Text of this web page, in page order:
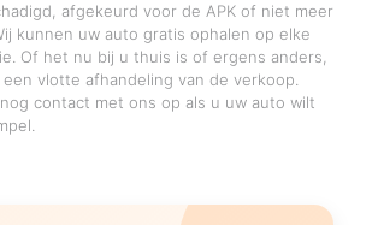
afgekeurd voor de APK of niet meer
kunnen uw auto gratis ophalen op elke
Of het nu bij u thuis is of ergens anders,
vlotte afhandeling van de verkoop.
contact met ons op als u uw auto wilt